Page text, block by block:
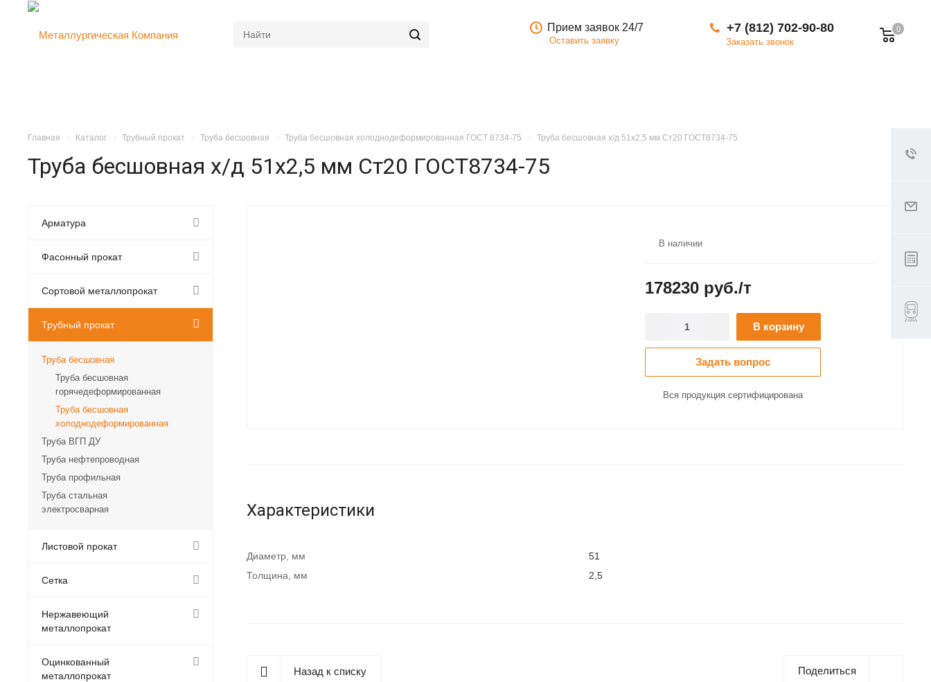
0
+7 (812) 702-90-80
Заказать звонок
Прием заявок 24/7
Оставить заявку
Главная Каталог Трубный прокат Труба бесшовная Труба бесшовная холоднодеформированная ГОСТ 8734-75 Труба бесшовная х/д 51х2,5 мм Ст20 ГОСТ8734-75
Труба бесшовная х/д 51х2,5 мм Ст20 ГОСТ8734-75
В наличии
178230 руб./т
В корзину
Задать вопрос
Вся продукция сертифицирована
Характеристики
Диаметр, мм
51
Толщина, мм
2,5
Поделиться
Назад к списку
Арматура
Фасонный прокат
Сортовой металлопрокат
Трубный прокат
Труба бесшовная
Труба бесшовная
горячедеформированная
Труба бесшовная
холоднодеформированная
Труба ВГП ДУ
Труба нефтепроводная
Труба профильная
Труба стальная
электросварная
Листовой прокат
Сетка
Нержавеющий
металлопрокат
Оцинкованный
металлопрокат